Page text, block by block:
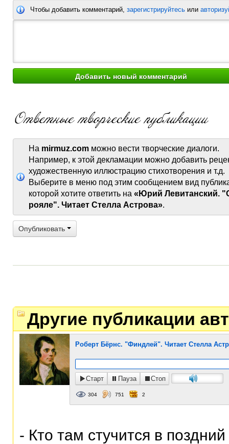
Чтобы добавить комментарий, зарегистрируйтесь или
На mirmuz.com можно вести творческие диалоги.
Например, к этой декламации можно добавить
художественную иллюстрацию стихотворения и т.д.
Выберите в меню под этим сообщением вид
которой хотите ответить на «Юрий Левитанский.
рояле". Читает Стелла Астрова».
Опубликовать
Другие публикации
Роберт Бёрнс. "Финдлей". Читает Стелла
Старт Пауза Стоп
304 751 2
- Кто там стучится в